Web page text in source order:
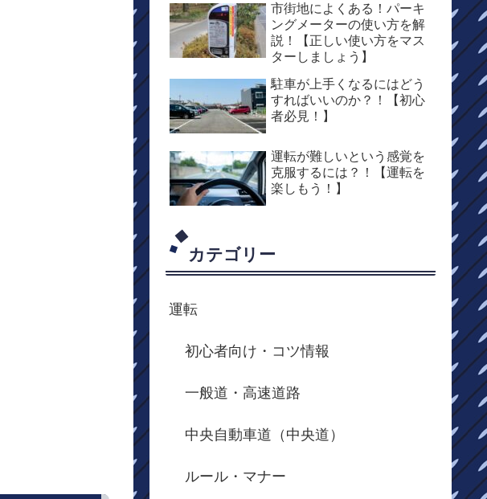
市街地によくある！パーキ
ングメーターの使い方を解
説！【正しい使い方をマス
ターしましょう】
駐車が上手くなるにはどう
すればいいのか？！【初心
者必見！】
運転が難しいという感覚を
克服するには？！【運転を
楽しもう！】
カテゴリー
運転
初心者向け・コツ情報
一般道・高速道路
中央自動車道（中央道）
ルール・マナー